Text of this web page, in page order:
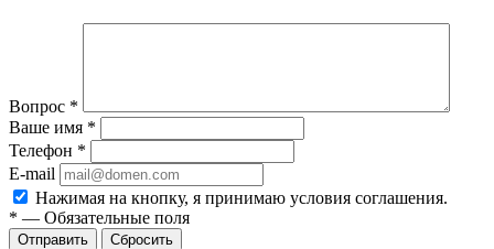
Вопрос *
Ваше имя *
Телефон *
E-mail
Нажимая на кнопку, я принимаю условия соглашения.
* — Обязательные поля
Отправить Сбросить